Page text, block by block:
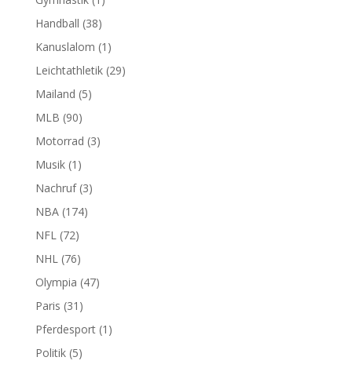
Handball (38)
Kanuslalom (1)
Leichtathletik(29)
Mailand (5)
MLB (90)
Motorrad (3)
Musik(1)
Nachruf(3)
NBA(174)
NFL(72)
NHL(76)
Olympia (47)
Paris (31)
Pferdesport(1)
Politik(5)